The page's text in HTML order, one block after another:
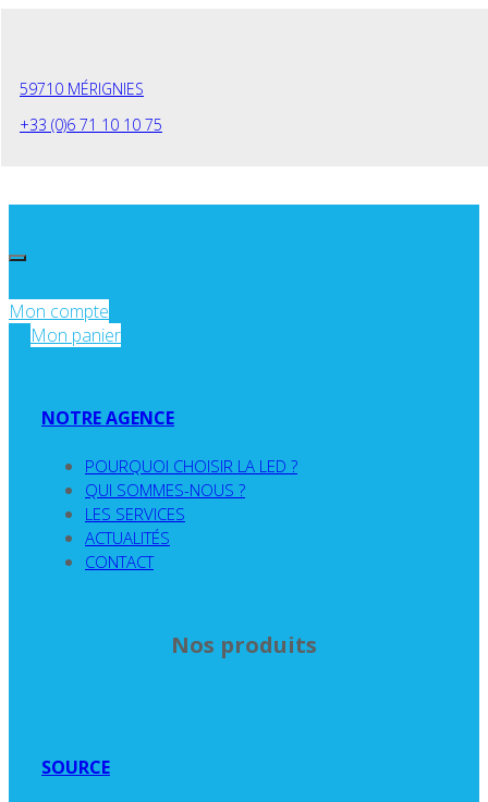
59710 MÉRIGNIES
+33 (0)6 71 10 10 75
Mon compte
Mon panier
NOTRE AGENCE
POURQUOI CHOISIR LA LED ?
QUI SOMMES-NOUS ?
LES SERVICES
ACTUALITÉS
CONTACT
Nos produits
SOURCE